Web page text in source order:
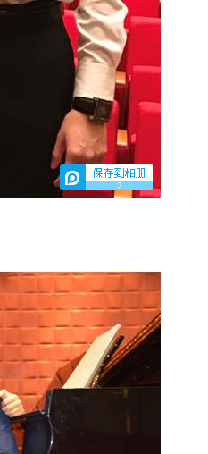
2
动物系恋人啊 | 钟欣潼体验爱情哲学